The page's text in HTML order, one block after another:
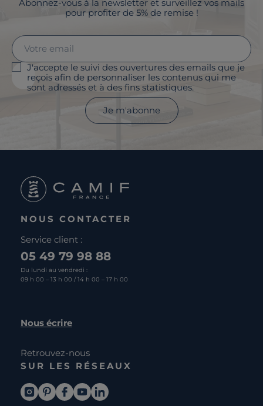
Abonnez-vous à la newsletter et surveillez vos mails
pour profiter de 5% de remise !
J'accepte le suivi des ouvertures des emails que je
reçois afin de personnaliser les contenus qui me
sont adressés et à des fins statistiques.
Je m'abonne
NOUS CONTACTER
Service client :
05 49 79 98 88
Du lundi au vendredi :
09 h 00 – 13 h 00 / 14 h 00 – 17 h 00
Nous écrire
Retrouvez-nous
SUR LES RÉSEAUX